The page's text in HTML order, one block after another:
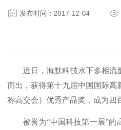
 发布时间：2017-12-04 
近日，海默科技水下多相流
而出，获得第十九届中国国际高
称高交会）优秀产品奖，成为四
被誉为“中国科技第一展”的